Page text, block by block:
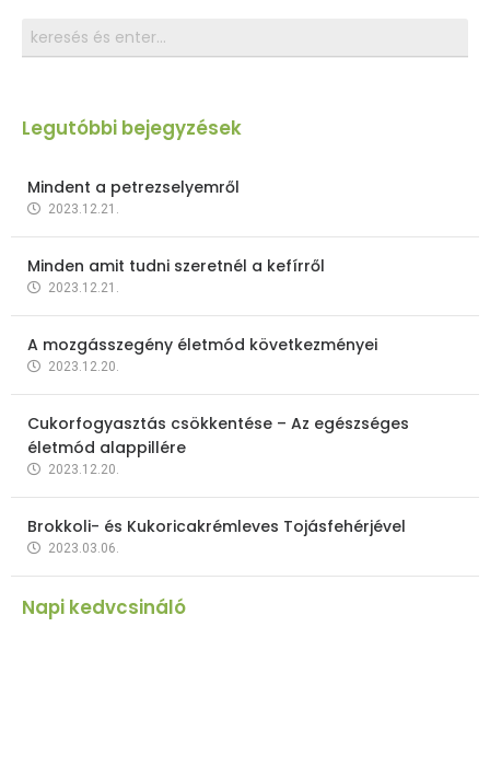
Legutóbbi bejegyzések
Mindent a petrezselyemről
2023.12.21.
Minden amit tudni szeretnél a kefírről
2023.12.21.
A mozgásszegény életmód következményei
2023.12.20.
Cukorfogyasztás csökkentése – Az egészséges
életmód alappillére
2023.12.20.
Brokkoli- és Kukoricakrémleves Tojásfehérjével
2023.03.06.
Napi kedvcsináló